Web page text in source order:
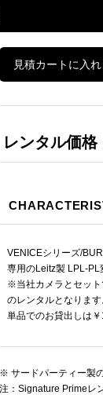
見積カートに入れ
レンタル価格
VENICEシリーズ/
専用のLeitz製 LPL-PL
※当社カメラとセット
のレンタルとなります
単品でのお貸出しは
※ サードパーティー製
注：Signature Primeレ